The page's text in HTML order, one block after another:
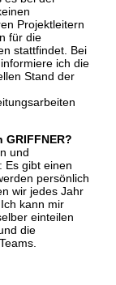
Projektleitern
für die
stattfindet. Bei
ich die
Stand der
und
Es gibt einen
persönlich
wir jedes Jahr
kann mir
einteilen
die